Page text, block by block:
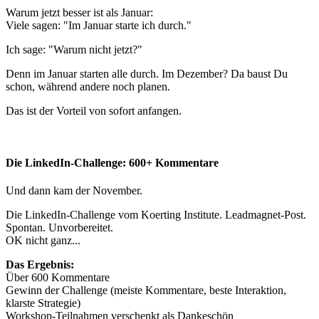
Warum jetzt besser ist als Januar:
Viele sagen: "Im Januar starte ich durch."
Ich sage: "Warum nicht jetzt?"
Denn im Januar starten alle durch. Im Dezember? Da baust Du
schon, während andere noch planen.
Das ist der Vorteil von sofort anfangen.
Die LinkedIn-Challenge: 600+ Kommentare
Und dann kam der November.
Die LinkedIn-Challenge vom Koerting Institute. Leadmagnet-Post.
Spontan. Unvorbereitet.
OK nicht ganz...
Das Ergebnis:
Über 600 Kommentare
Gewinn der Challenge (meiste Kommentare, beste Interaktion,
klarste Strategie)
Workshop-Teilnahmen verschenkt als Dankeschön